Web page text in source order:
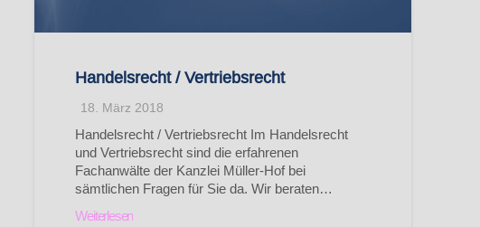
Handelsrecht / Vertriebsrecht
18. März 2018
Handelsrecht / Vertriebsrecht Im Handelsrecht
und Vertriebsrecht sind die erfahrenen
Fachanwälte der Kanzlei Müller-Hof bei
sämtlichen Fragen für Sie da. Wir beraten…
Weiterlesen